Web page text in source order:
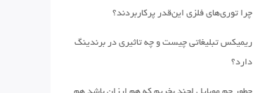
چرا توری‌های فلزی این‌قدر پرکاربردند؟
ریمیکس تبلیغاتی چیست و چه تاثیری در برندینگ
دارد؟